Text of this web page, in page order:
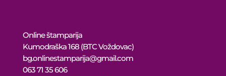
Online štamparija
Kumodraška 168 (BTC Voždovac)
bg.onlinestamparija@gmail.com
063 71 35 606